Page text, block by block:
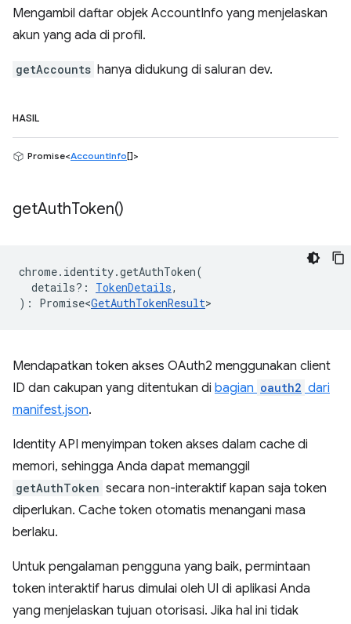
Mengambil daftar objek AccountInfo yang menjelaskan
akun yang ada di profil.
getAccounts hanya didukung di saluran dev.
HASIL
Promise<AccountInfo[]>
getAuthToken()
chrome. identity.getAuthToken(
details? : TokenDetails,
) : Promise<GetAuthTokenResult>
Mendapatkan token akses OAuth2 menggunakan client
ID dan cakupan yang ditentukan di bagian oauth2 dari
manifest.json.
Identity API menyimpan token akses dalam cache di
memori, sehingga Anda dapat memanggil
getAuthToken secara non-interaktif kapan saja token
diperlukan. Cache token otomatis menangani masa
berlaku.
Untuk pengalaman pengguna yang baik, permintaan
token interaktif harus dimulai oleh UI di aplikasi Anda
yang menjelaskan tujuan otorisasi. Jika hal ini tidak